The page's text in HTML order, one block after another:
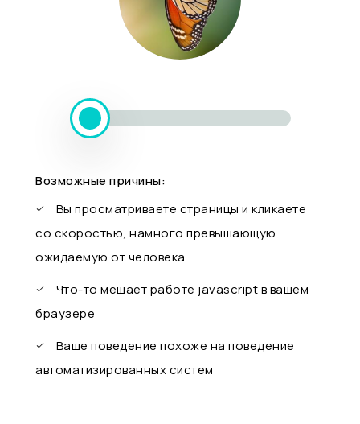
Возможные причины:
Вы просматриваете страницы и кликаете
со скоростью, намного превышающую
ожидаемую от человека
Что-то мешает работе javascript в вашем
браузере
Ваше поведение похоже на поведение
автоматизированных систем